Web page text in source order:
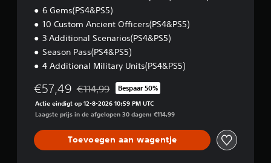
6 Gems(PS4&PS5)
10 Custom Ancient Officers(PS4&PS5)
3 Additional Scenarios(PS4&PS5)
Season Pass(PS4&PS5)
4 Additional Military Units(PS4&PS5)
€57,49 Korting ten opzichte van de oorspronkelijke prijs
€114,99 Bespaar 50%
Actie eindigt op 12-8-2026 10:59 PM UTC
Laagste prijs in de afgelopen 30 dagen: €114,99
Toevoegen aan wagentje